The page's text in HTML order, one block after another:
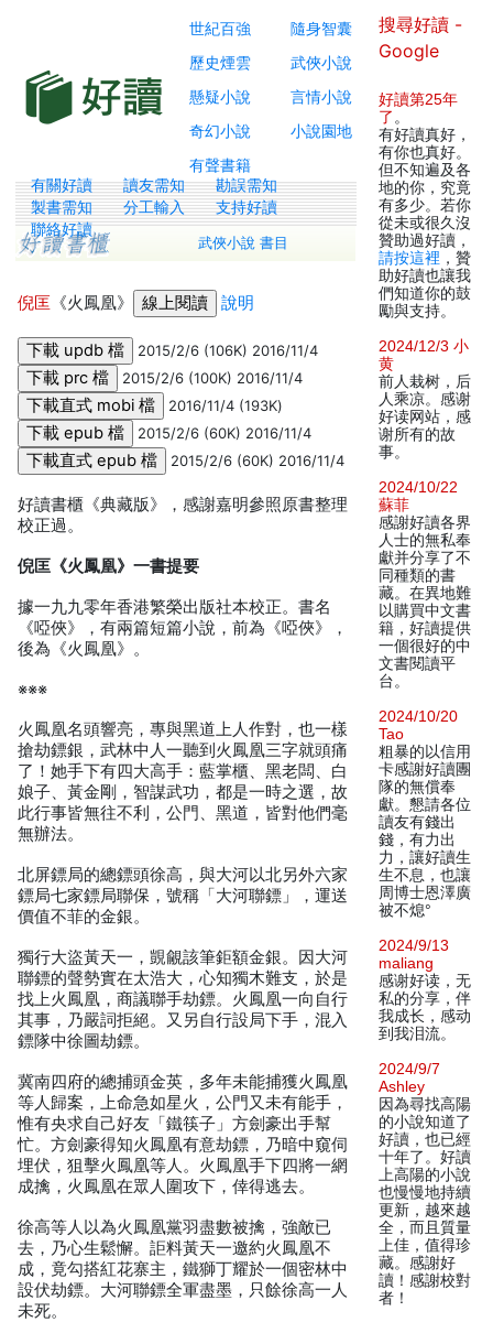
世紀百強
隨身智囊
歷史煙雲
武俠小說
懸疑小說
言情小說
奇幻小說
小說園地
有聲書籍
有關好讀 讀友需知
勘誤需知
製書需知
分工輸入
支持好讀
聯絡好讀
武俠小說 書目
倪匡 《火鳳凰》 說明
2015/2/6 (106K) 2016/11/4
2015/2/6 (100K) 2016/11/4
2016/11/4 (193K)
2015/2/6 (60K) 2016/11/4
2015/2/6 (60K) 2016/11/4
好讀書櫃《典藏版》，感謝嘉明參照原書整理
校正過。
倪匡《火鳳凰》一書提要
據一九九零年香港繁榮出版社本校正。書名
《啞俠》，有兩篇短篇小說，前為《啞俠》，
後為《火鳳凰》。
※※※
火鳳凰名頭響亮，專與黑道上人作對，也一樣
搶劫鏢銀，武林中人一聽到火鳳凰三字就頭痛
了！她手下有四大高手：藍掌櫃、黑老闆、白
娘子、黃金剛，智謀武功，都是一時之選，故
此行事皆無往不利，公門、黑道，皆對他們毫
無辦法。
北屏鏢局的總鏢頭徐高，與大河以北另外六家
鏢局七家鏢局聯保，號稱「大河聯鏢」，運送
價值不菲的金銀。
獨行大盜黃天一，覬覦該筆鉅額金銀。因大河
聯鏢的聲勢實在太浩大，心知獨木難支，於是
找上火鳳凰，商議聯手劫鏢。火鳳凰一向自行
其事，乃嚴詞拒絕。又另自行設局下手，混入
鏢隊中徐圖劫鏢。
冀南四府的總捕頭金英，多年未能捕獲火鳳凰
等人歸案，上命急如星火，公門又未有能手，
惟有央求自己好友「鐵筷子」方劍豪出手幫
忙。方劍豪得知火鳳凰有意劫鏢，乃暗中窺伺
埋伏，狙擊火鳳凰等人。火鳳凰手下四將一網
成擒，火鳳凰在眾人圍攻下，倖得逃去。
徐高等人以為火鳳凰黨羽盡數被擒，強敵已
去，乃心生鬆懈。詎料黃天一邀約火鳳凰不
成，竟勾搭紅花寨主，鐵獅丁耀於一個密林中
設伏劫鏢。大河聯鏢全軍盡墨，只餘徐高一人
未死。
搜尋好讀 -
Google
好讀第25年
了 。
有好讀真好，
有你也真好。
但不知遍及各
地的你，究竟
有多少。若你
從未或很久沒
贊助過好讀，
請按這裡 ，贊
助好讀也讓我
們知道你的鼓
勵與支持。
2024/12/3 小
黄
前人栽树，后
人乘凉。感谢
好读网站，感
谢所有的故
事。
2024/10/22
蘇菲
感謝好讀各界
人士的無私奉
獻并分享了不
同種類的書
藏。在異地難
以購買中文書
籍，好讀提供
一個很好的中
文書閱讀平
台。
2024/10/20
Tao
粗暴的以信用
卡感謝好讀團
隊的無償奉
獻。懇請各位
讀友有錢出
錢，有力出
力，讓好讀生
生不息，也讓
周博士恩澤廣
被不熄°
2024/9/13
maliang
感谢好读，无
私的分享，伴
我成长，感动
到我泪流。
2024/9/7
Ashley
因為尋找高陽
的小說知道了
好讀，也已經
十年了。好讀
上高陽的小說
也慢慢地持續
更新，越來越
全，而且質量
上佳，值得珍
藏。感謝好
讀！感謝校對
者！